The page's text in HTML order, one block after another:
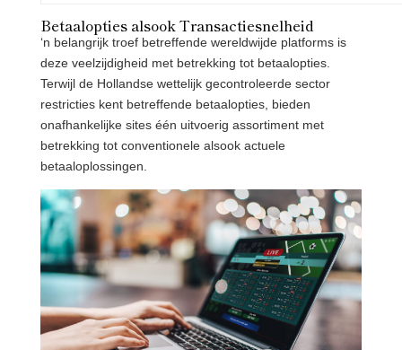
Betaalopties alsook Transactiesnelheid
‘n belangrijk troef betreffende wereldwijde platforms is
deze veelzijdigheid met betrekking tot betaalopties.
Terwijl de Hollandse wettelijk gecontroleerde sector
restricties kent betreffende betaalopties, bieden
onafhankelijke sites één uitvoerig assortiment met
betrekking tot conventionele alsook actuele
betaaloplossingen.